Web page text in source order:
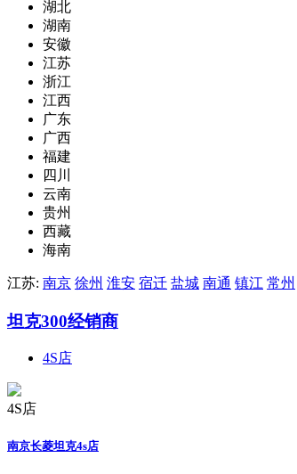
湖北
湖南
安徽
江苏
浙江
江西
广东
广西
福建
四川
云南
贵州
西藏
海南
江苏: 南京 徐州 淮安 宿迁 盐城 南通 镇江 常州
坦克300经销商
4S店
4S店
南京长菱坦克4s店